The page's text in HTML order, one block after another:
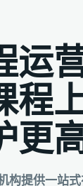
运
程
更
构提供一站